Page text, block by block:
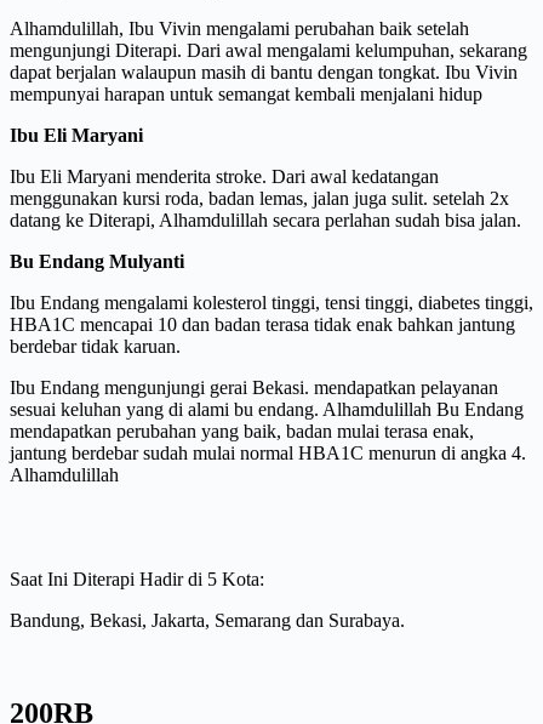
Alhamdulillah, Ibu Vivin mengalami perubahan baik setelah
mengunjungi Diterapi. Dari awal mengalami kelumpuhan, sekarang
dapat berjalan walaupun masih di bantu dengan tongkat. Ibu Vivin
mempunyai harapan untuk semangat kembali menjalani hidup
Ibu Eli Maryani
Ibu Eli Maryani menderita stroke. Dari awal kedatangan
menggunakan kursi roda, badan lemas, jalan juga sulit. setelah 2x
datang ke Diterapi, Alhamdulillah secara perlahan sudah bisa jalan.
Bu Endang Mulyanti
Ibu Endang mengalami kolesterol tinggi, tensi tinggi, diabetes tinggi,
HBA1C mencapai 10 dan badan terasa tidak enak bahkan jantung
berdebar tidak karuan.
Ibu Endang mengunjungi gerai Bekasi. mendapatkan pelayanan
sesuai keluhan yang di alami bu endang. Alhamdulillah Bu Endang
mendapatkan perubahan yang baik, badan mulai terasa enak,
jantung berdebar sudah mulai normal HBA1C menurun di angka 4.
Alhamdulillah
Saat Ini Diterapi Hadir di 5 Kota:
Bandung, Bekasi, Jakarta, Semarang dan Surabaya.
200RB